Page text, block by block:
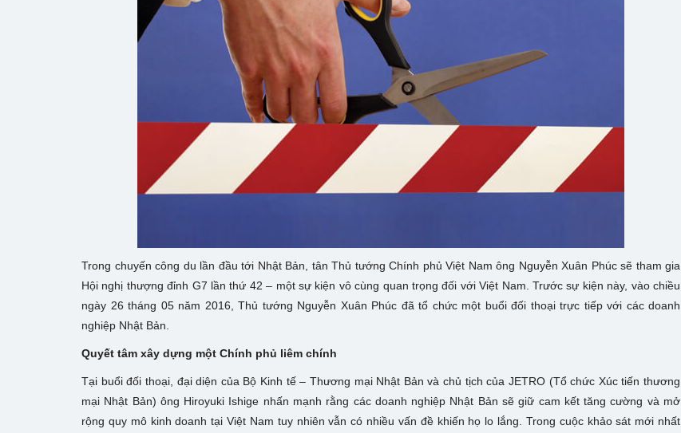
Trong chuyến công du lần đầu tới Nhật Bản, tân Thủ tướng Chính phủ Việt Nam ông Nguyễn Xuân Phúc sẽ tham gia
Hội nghị thượng đỉnh G7 lần thứ 42 – một sự kiện vô cùng quan trọng đối với Việt Nam. Trước sự kiện này, vào chiều
ngày 26 tháng 05 năm 2016, Thủ tướng Nguyễn Xuân Phúc đã tổ chức một buổi đối thoại trực tiếp với các doanh
nghiệp Nhật Bản.
Quyết tâm xây dựng một Chính phủ liêm chính
Tại buổi đối thoại, đại diện của Bộ Kinh tế – Thương mại Nhật Bản và chủ tịch của JETRO (Tổ chức Xúc tiến thương
mại Nhật Bản) ông Hiroyuki Ishige nhấn mạnh rằng các doanh nghiệp Nhật Bản sẽ giữ cam kết tăng cường và mở
rộng quy mô kinh doanh tại Việt Nam tuy nhiên vẫn có nhiều vấn đề khiến họ lo lắng. Trong cuộc khảo sát mới nhất